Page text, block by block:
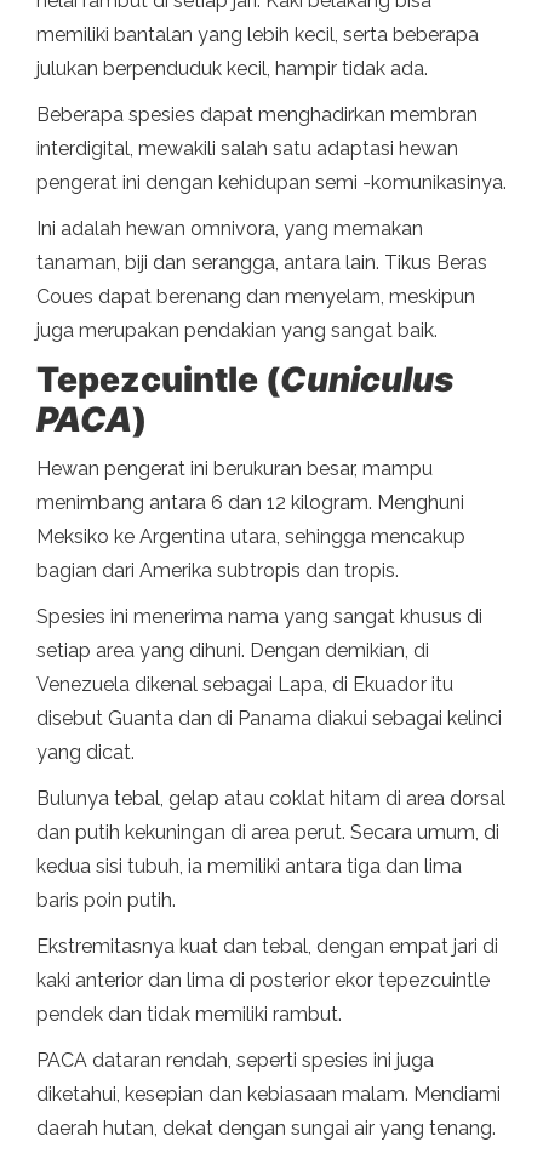
memiliki bantalan yang lebih kecil, serta beberapa
julukan berpenduduk kecil, hampir tidak ada.
Beberapa spesies dapat menghadirkan membran
interdigital, mewakili salah satu adaptasi hewan
pengerat ini dengan kehidupan semi -komunikasinya.
Ini adalah hewan omnivora, yang memakan
tanaman, biji dan serangga, antara lain. Tikus Beras
Coues dapat berenang dan menyelam, meskipun
juga merupakan pendakian yang sangat baik.
Tepezcuintle (Cuniculus
PACA)
Hewan pengerat ini berukuran besar, mampu
menimbang antara 6 dan 12 kilogram. Menghuni
Meksiko ke Argentina utara, sehingga mencakup
bagian dari Amerika subtropis dan tropis.
Spesies ini menerima nama yang sangat khusus di
setiap area yang dihuni. Dengan demikian, di
Venezuela dikenal sebagai Lapa, di Ekuador itu
disebut Guanta dan di Panama diakui sebagai kelinci
yang dicat.
Bulunya tebal, gelap atau coklat hitam di area dorsal
dan putih kekuningan di area perut. Secara umum, di
kedua sisi tubuh, ia memiliki antara tiga dan lima
baris poin putih.
Ekstremitasnya kuat dan tebal, dengan empat jari di
kaki anterior dan lima di posterior ekor tepezcuintle
pendek dan tidak memiliki rambut.
PACA dataran rendah, seperti spesies ini juga
diketahui, kesepian dan kebiasaan malam. Mendiami
daerah hutan, dekat dengan sungai air yang tenang.